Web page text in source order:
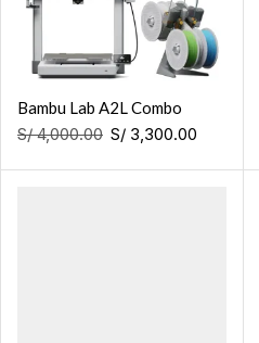
Bambu Lab A2L Combo
S/4,000.00 S/ 3,300.00